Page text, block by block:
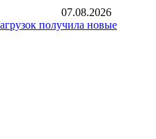
07.08.2026
получила новые